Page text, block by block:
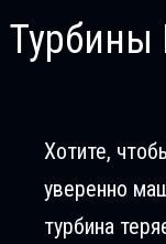
Турбины
Хотите,
уверенно
турбина